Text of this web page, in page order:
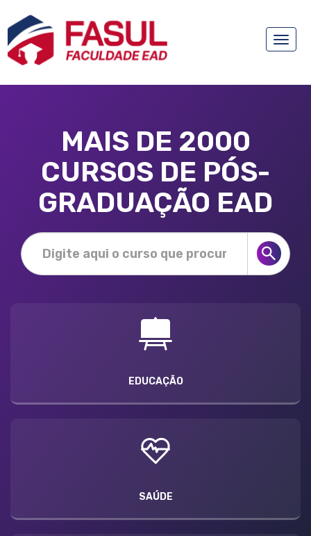
Toggle
MAIS DE 2000
CURSOS DE PÓS-
GRADUAÇÃO EAD
EDUCAÇÃO
SAÚDE